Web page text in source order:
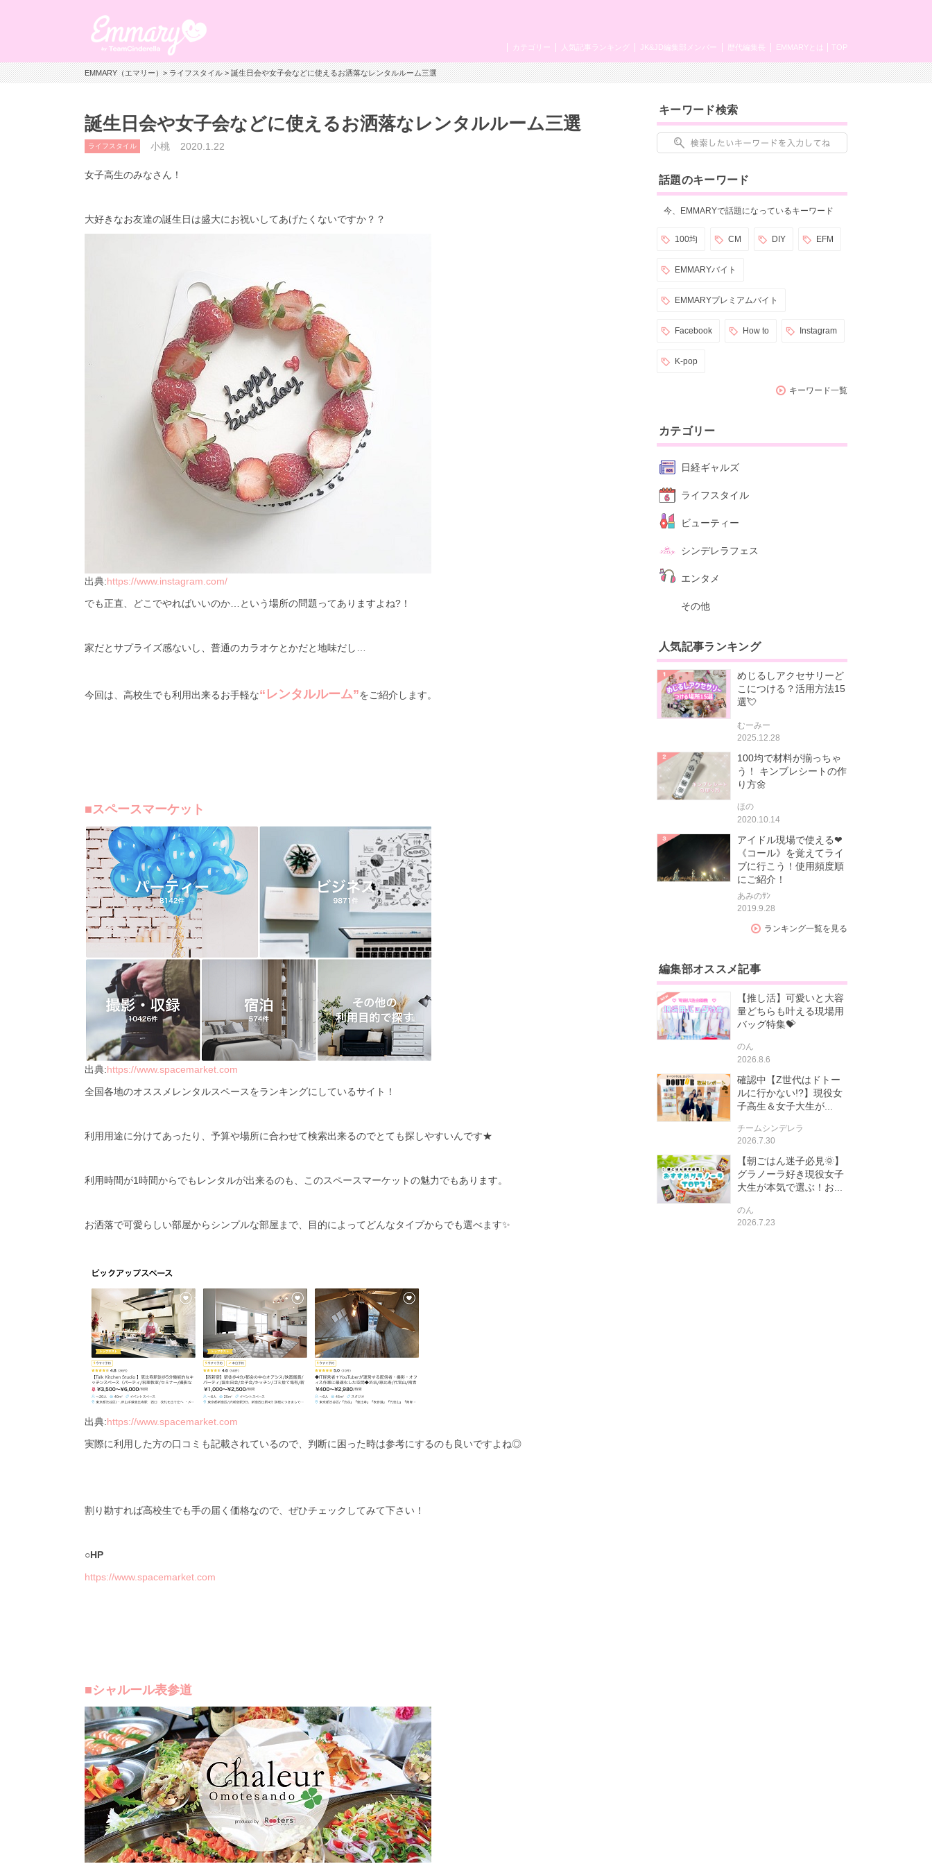
TOP
EMMARYとは
歴代編集長
JK&JD編集部メンバー
人気記事ランキング
カテゴリー
EMMARY（エマリー）>ライフスタイル> 誕生日会や女子会などに使えるお洒落なレンタルルーム三選
誕生日会や女子会などに使えるお洒落なレンタルルーム三選
ライフスタイル 小桃 2020.1.22
女子高生のみなさん！
大好きなお友達の誕生日は盛大にお祝いしてあげたくないですか？？
出典:https://www.instagram.com/
でも正直、どこでやればいいのか…という場所の問題ってありますよね?！
家だとサプライズ感ないし、普通のカラオケとかだと地味だし…
今回は、高校生でも利用出来るお手軽な“レンタルルーム”をご紹介します。
■スペースマーケット
出典:https://www.spacemarket.com
全国各地のオススメレンタルスペースをランキングにしているサイト！
利用用途に分けてあったり、予算や場所に合わせて検索出来るのでとても探しやすいんです★
利用時間が1時間からでもレンタルが出来るのも、このスペースマーケットの魅力でもあります。
お洒落で可愛らしい部屋からシンプルな部屋まで、目的によってどんなタイプからでも選べます✨
出典:https://www.spacemarket.com
実際に利用した方の口コミも記載されているので、判断に困った時は参考にするのも良いですよね◎
割り勘すれば高校生でも手の届く価格なので、ぜひチェックしてみて下さい！
○HP
https://www.spacemarket.com
■シャルール表参道
キーワード検索
話題のキーワード
今、EMMARYで話題になっているキーワード
100均 CM DIY EFM
EMMARYバイト
EMMARYプレミアムバイト
Facebook How to Instagram
K-pop
キーワード一覧
カテゴリー
日経ギャルズ
ライフスタイル
ビューティー
シンデレラフェス
エンタメ
その他
人気記事ランキング
めじるしアクセサリーど
こにつける？活用方法15
選💘
むーみー
2025.12.28
100均で材料が揃っちゃ
う！ キンブレシートの作
り方🌼
ほの
2020.10.14
アイドル現場で使える❤
《コール》を覚えてライ
ブに行こう！使用頻度順
にご紹介！
あみのｻﾝ
2019.9.28
ランキング一覧を見る
編集部オススメ記事
【推し活】可愛いと大容
量どちらも叶える現場用
バッグ特集💝
のん
2026.8.6
確認中【Z世代はドトー
ルに行かない!?】現役女
子高生＆女子大生が...
チームシンデレラ
2026.7.30
【朝ごはん迷子必見🌞】
グラノーラ好き現役女子
大生が本気で選ぶ！お...
のん
2026.7.23